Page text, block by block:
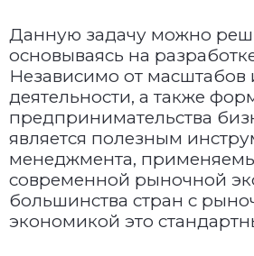
Данную задачу можно
основываясь на
Независимо от масштабов
деятельности, а также
предпринимательства
является полезным
менеджмента,
современной рыночной
большинства стран с
экономикой это